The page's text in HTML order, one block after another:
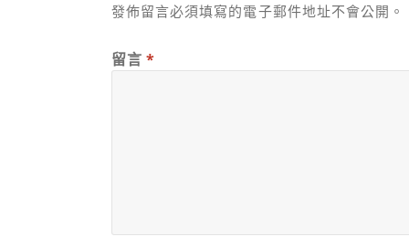
發佈留言必須填寫的電子郵件地址不會公開。
留言 *